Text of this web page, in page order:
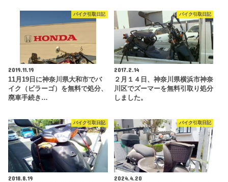
バイク引取日記
2019.11.19
11月19日に神奈川県大和市でバ
イク（ビラーゴ）を無料で処分、
廃車手続き…
バイク引取日記
2017.2.14
２月１４日、神奈川県横浜市神奈
川区でズーマーを無料引取り処分
しました。
バイク引取日記
2018.8.19
バイク引取日記
2024.4.20